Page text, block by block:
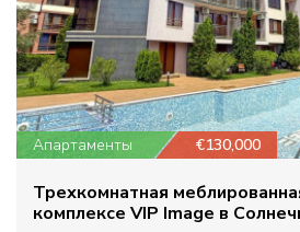
Апартаменты €130,000
Трехкомнатная
комплексе VIP Image в